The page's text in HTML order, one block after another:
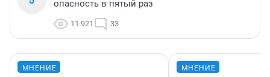
опасность в пятый раз
11 921 33
МНЕНИЕ МНЕНИЕ